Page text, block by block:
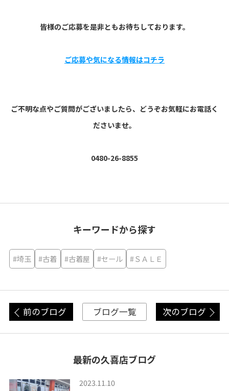
皆様のご応募を是非ともお待ちしております。
ご応募や気になる情報はコチラ
ご不明な点やご質問がございましたら、どうぞお気軽にお電話く
ださいませ。
0480-26-8855
キーワードから探す
#埼玉 #古着 #古着屋 #セール #ＳＡＬＥ
前のブログ ブログ一覧 次のブログ
最新の久喜店ブログ
2023.11.10